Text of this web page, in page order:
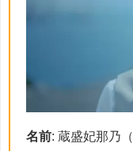
名前: 蔵盛妃那乃